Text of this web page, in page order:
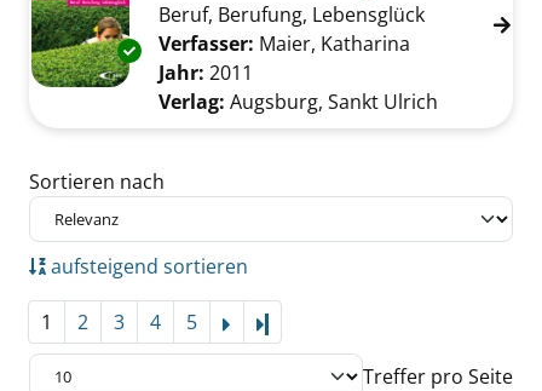
Exemplar-Details von Finde deinen Weg
Beruf, Berufung, Lebensglück
Verfasser: Maier, Katharina
Jahr: 2011
Verlag: Augsburg, Sankt Ulrich
Zu den Suchfiltern springen
Sortieren nach
aufsteigend sortieren
1 2 3 4 5
Treffer pro Seite